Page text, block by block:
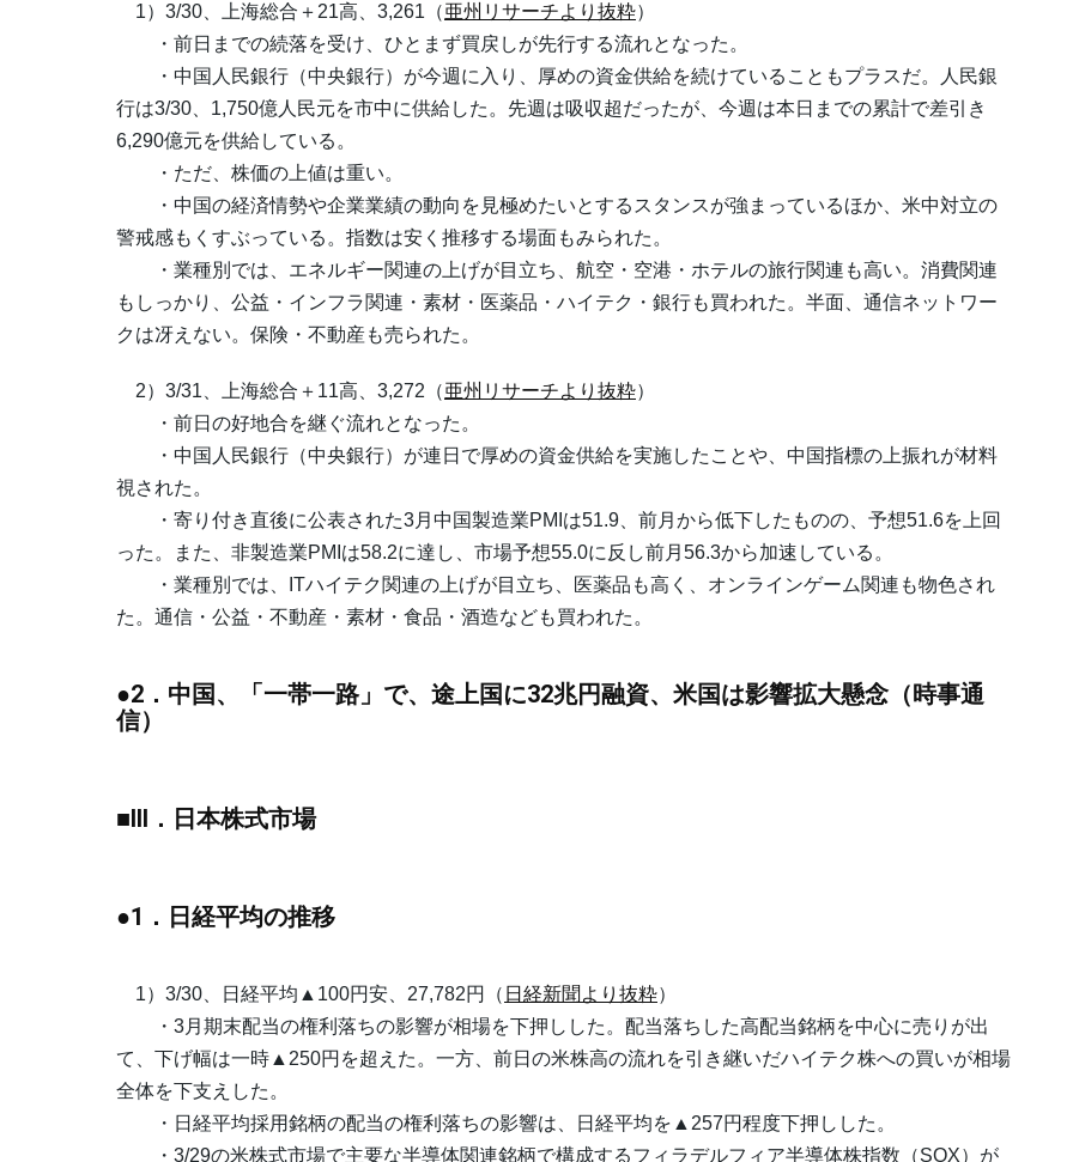
1）3/30、上海総合＋21高、3,261（亜州リサーチより抜粋）
・前日までの続落を受け、ひとまず買戻しが先行する流れとなった。
・中国人民銀行（中央銀行）が今週に入り、厚めの資金供給を続けていることもプラスだ。人民銀
行は3/30、1,750億人民元を市中に供給した。先週は吸収超だったが、今週は本日までの累計で差引き
6,290億元を供給している。
・ただ、株価の上値は重い。
・中国の経済情勢や企業業績の動向を見極めたいとするスタンスが強まっているほか、米中対立の
警戒感もくすぶっている。指数は安く推移する場面もみられた。
・業種別では、エネルギー関連の上げが目立ち、航空・空港・ホテルの旅行関連も高い。消費関連
もしっかり、公益・インフラ関連・素材・医薬品・ハイテク・銀行も買われた。半面、通信ネットワー
クは冴えない。保険・不動産も売られた。
2）3/31、上海総合＋11高、3,272（亜州リサーチより抜粋）
・前日の好地合を継ぐ流れとなった。
・中国人民銀行（中央銀行）が連日で厚めの資金供給を実施したことや、中国指標の上振れが材料
視された。
・寄り付き直後に公表された3月中国製造業PMIは51.9、前月から低下したものの、予想51.6を上回
った。また、非製造業PMIは58.2に達し、市場予想55.0に反し前月56.3から加速している。
・業種別では、ITハイテク関連の上げが目立ち、医薬品も高く、オンラインゲーム関連も物色され
た。通信・公益・不動産・素材・食品・酒造なども買われた。
●2．中国、「一帯一路」で、途上国に32兆円融資、米国は影響拡大懸念（時事通
信）
■III．日本株式市場
●1．日経平均の推移
1）3/30、日経平均▲100円安、27,782円（ 日経新聞より抜粋）
・3月期末配当の権利落ちの影響が相場を下押しした。配当落ちした高配当銘柄を中心に売りが出
て、下げ幅は一時▲250円を超えた。一方、前日の米株高の流れを引き継いだハイテク株への買いが相場
全体を下支えした。
・日経平均採用銘柄の配当の権利落ちの影響は、日経平均を▲257円程度下押しした。
・3/29の米株式市場で主要な半導体関連銘柄で構成するフィラデルフィア半導体株指数（SOX）が